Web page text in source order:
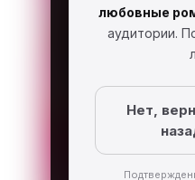
любовные
аудитории.
Нет,